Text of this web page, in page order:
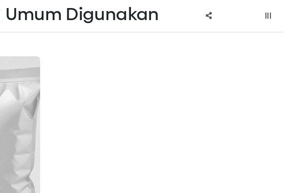
Umum Digunakan